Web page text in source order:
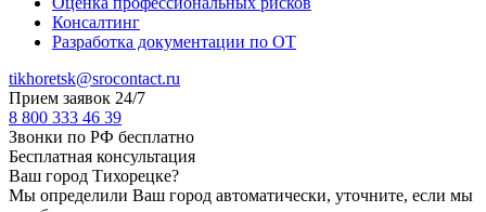
Консалтинг
Разработка документации по ОТ
tikhoretsk@srocontact.ru
Прием заявок 24/7
8 800 333 46 39
Звонки по РФ бесплатно
Бесплатная консультация
Ваш город Тихорецке?
Мы определили Ваш город автоматически, уточните, если мы